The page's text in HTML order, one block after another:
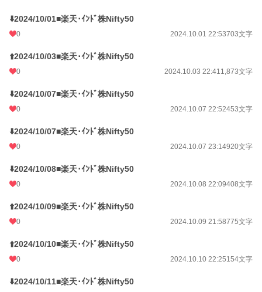
⬇️2024/10/01■楽天･ｲﾝﾄﾞ株Nifty50
0 2024.10.01 22:53703文字
⬆️2024/10/03■楽天･ｲﾝﾄﾞ株Nifty50
0 2024.10.03 22:411,873文字
⬇️2024/10/07■楽天･ｲﾝﾄﾞ株Nifty50
0 2024.10.07 22:52453文字
⬇️2024/10/07■楽天･ｲﾝﾄﾞ株Nifty50
0 2024.10.07 23:14920文字
⬇️2024/10/08■楽天･ｲﾝﾄﾞ株Nifty50
0 2024.10.08 22:09408文字
⬆️2024/10/09■楽天･ｲﾝﾄﾞ株Nifty50
0 2024.10.09 21:58775文字
⬆️2024/10/10■楽天･ｲﾝﾄﾞ株Nifty50
0 2024.10.10 22:25154文字
⬇️2024/10/11■楽天･ｲﾝﾄﾞ株Nifty50